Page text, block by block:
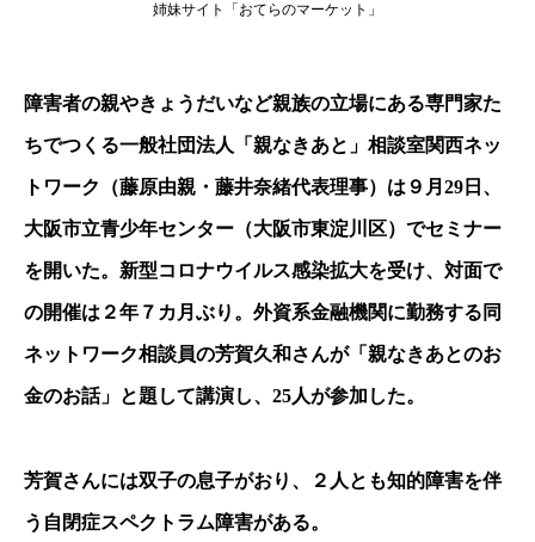
姉妹サイト「おてらのマーケット」
障害者の親やきょうだいなど親族の立場にある専門家た
ちでつくる一般社団法人「親なきあと」相談室関西ネッ
トワーク（藤原由親・藤井奈緒代表理事）は９月29日、
大阪市立青少年センター（大阪市東淀川区）でセミナー
を開いた。新型コロナウイルス感染拡大を受け、対面で
の開催は２年７カ月ぶり。外資系金融機関に勤務する同
ネットワーク相談員の芳賀久和さんが「親なきあとのお
金のお話」と題して講演し、25人が参加した。
芳賀さんには双子の息子がおり、２人とも知的障害を伴
う自閉症スペクトラム障害がある。